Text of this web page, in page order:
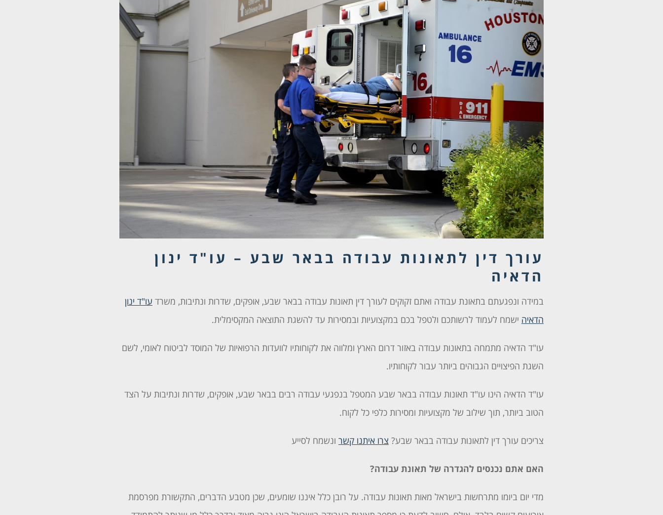
עורך דין לתאונות עבודה בבאר שבע – עו"ד ינון
הדאיה
במידה ונפגעתם בתאונת עבודה ואתם זקוקים לעורך דין תאונות עבודה בבאר שבע, אופקים, שדרות ונתיבות, משרד עו"ד ינון
הדאיה ישמח לעמוד לרשותכם ולטפל בכם במקצועיות ובמסירות עד להשגת התוצאה המקסימלית.
עו"ד הדאיה מתמחה בתאונות עבודה באזור דרום הארץ ומלווה את לקוחותיו לוועדות הרפואיות של המוסד לביטוח לאומי, לשם
השגת הפיצויים הגבוהים ביותר עבור לקוחותיו.
עו"ד הדאיה הינו עו"ד תאונות עבודה בבאר שבע המטפל בנפגעי עבודה רבים בבאר שבע, אופקים, שדרות ונתיבות על הצד
הטוב ביותר, תוך שילוב של מקצועיות ומסירות כלפי כל לקוח.
צריכים עורך דין לתאונות עבודה בבאר שבע? צרו איתנו קשר ונשמח לסייע
האם אתם נכנסים להגדרה של תאונת עבודה?
מדי יום ביומו מתרחשות בישראל מאות תאונות עבודה. על רובן כלל איננו שומעים, שכן מטבע הדברים, התקשורת מפרסמת